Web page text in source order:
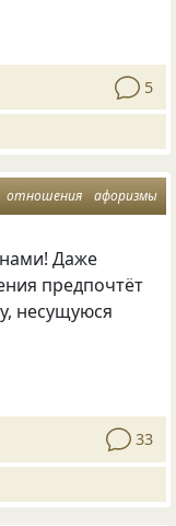
5
отношения афоризмы
Даже
предпочтёт
несущуюся
33